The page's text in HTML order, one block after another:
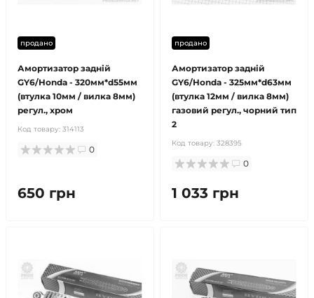
продано
Амортизатор задній
GY6/Honda - 320мм*d55мм
(втулка 10мм / вилка 8мм)
регул., хром
Код товару: 314113
0
650 грн
продано
Амортизатор задній
GY6/Honda - 325мм*d63мм
(втулка 12мм / вилка 8мм)
газовий регул., чорний тип
2
Код товару: 328395
0
1 033 грн